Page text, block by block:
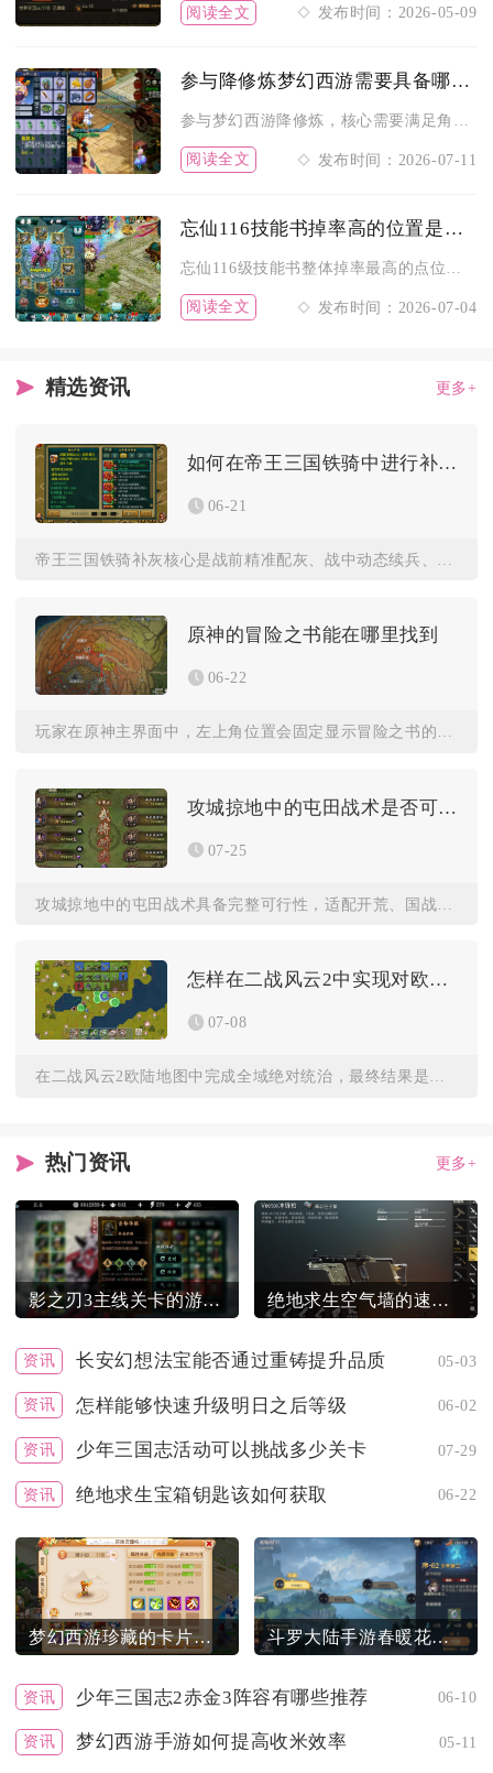
阅读全文 发布时间：2026-05-09
参与降修炼梦幻西游需要具备哪些条件
阅读全文 发布时间：2026-07-11
忘仙116技能书掉率高的位置是哪里
阅读全文 发布时间：2026-07-04
精选资讯 更多+
如何在帝王三国铁骑中进行补灰操作
06-21
原神的冒险之书能在哪里找到
06-22
玩家在原神主界面中，左上角位置会固定显示冒险之书的图标，图标...
攻城掠地中的屯田战术是否可行
07-25
怎样在二战风云2中实现对欧陆的绝对统治
07-08
在二战风云2欧陆地图中完成全域绝对统治，最终结果是完整掌控欧...
热门资讯 更多+
影之刃3主线关卡的游戏时间有多长 绝地求生空气墙的速度有多快
资讯 长安幻想法宝能否通过重铸提升品质 05-03
资讯 怎样能够快速升级明日之后等级 06-02
资讯 少年三国志活动可以挑战多少关卡 07-29
资讯 绝地求生宝箱钥匙该如何获取 06-22
梦幻西游珍藏的卡片称号有何实际价值 斗罗大陆手游春暖花开活动如何参与
资讯 少年三国志2赤金3阵容有哪些推荐 06-10
资讯 梦幻西游手游如何提高收米效率 05-11